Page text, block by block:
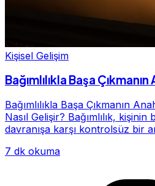
Kişisel Gelişim
Bağımlılıkla Başa Çıkmanın
Bağımlılıkla Başa Çıkmanın
Nasıl Gelişir? Bağımlılık,
davranışa karşı kontrolsüz bir
7 dk okuma